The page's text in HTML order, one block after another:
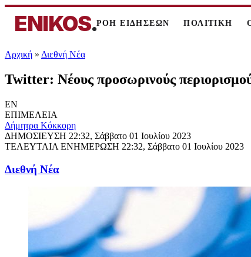
ENIKOS.ΡΟΗ ΕΙΔΗΣΕΩΝ ΠΟΛΙΤΙΚΗ
Αρχική » Διεθνή Νέα
Twitter: Νέους προσωρινούς
EN
ΕΠΙΜΕΛΕΙΑ
Δήμητρα Κόκκορη
ΔΗΜΟΣΙΕΥΣΗ 22:32, Σάββατο 01 Ιουλίου 2023
ΤΕΛΕΥΤΑΙΑ ΕΝΗΜΕΡΩΣΗ 22:32, Σάββατο 01 Ιουλίου 2023
Διεθνή Νέα